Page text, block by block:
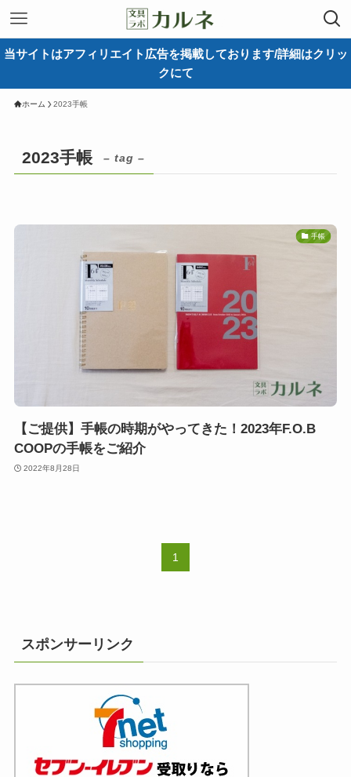
当サイトはアフィリエイト広告を掲載しております/詳細はクリッ
クにて
ホーム 2023手帳
2023手帳 – tag –
手帳
【ご提供】手帳の時期がやってきた！2023年F.O.B
COOPの手帳をご紹介
2022年8月28日
1
スポンサーリンク